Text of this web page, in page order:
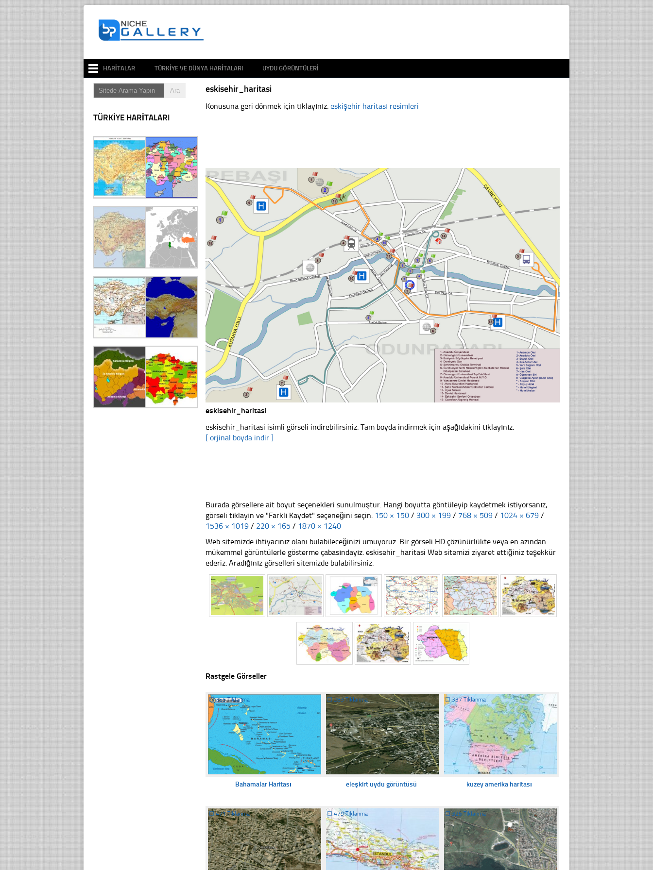
HARITALAR TÜRKIYE VE DÜNYA HARITALARI UYDU GÖRÜNTÜLERI
eskisehir_haritasi
Konusuna geri dönmek için tıklayınız.eskişehir haritası resimleri
eskisehir_haritasi
eskisehir_haritasi isimli görseli indirebilirsiniz. Tam boyda indirmek için aşağıdakini tıklayınız.
[ orjinal boyda indir ]
Burada görsellere ait boyut seçenekleri sunulmuştur. Hangi boyutta göntüleyip kaydetmek istiyorsanız,
görseli tıklayın ve "Farklı Kaydet" seçeneğini seçin. 150 × 150 / 300 × 199 / 768 × 509 / 1024 × 679 /
1536 × 1019 / 220 × 165 / 1870 × 1240
Web sitemizde ihtiyacınız olanı bulabileceğinizi umuyoruz. Bir görseli HD çözünürlükte veya en azından
mükemmel görüntülerle gösterme çabasındayız. eskisehir_haritasi Web sitemizi ziyaret ettiğiniz teşekkür
ederiz. Aradığınız görselleri sitemizde bulabilirsiniz.
Rastgele Görseller
☐355 Tıklanma
Bahamalar Haritası
☐283 Tıklanma
eleşkirt uydu görüntüsü
☐337 Tıklanma
kuzey amerika haritası
☐471 Tıklanma ☐ 479 Tıklanma ☐325 Tıklanma
TÜRKIYE HARITALARI